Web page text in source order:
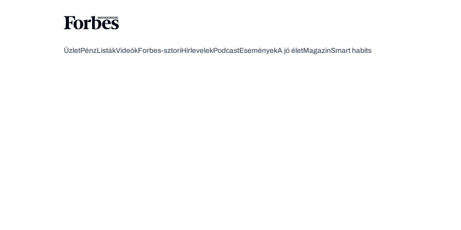
ÜzletPénzListákVideókForbes-sztoriHírlevelekPodcastEseményekA jó életMagazinSmart habits